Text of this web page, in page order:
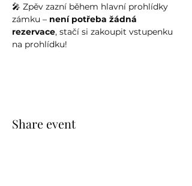
🎤 Zpěv zazní během hlavní prohlídky
zámku – není potřeba žádná
rezervace, stačí si zakoupit vstupenku
na prohlídku!
Share event